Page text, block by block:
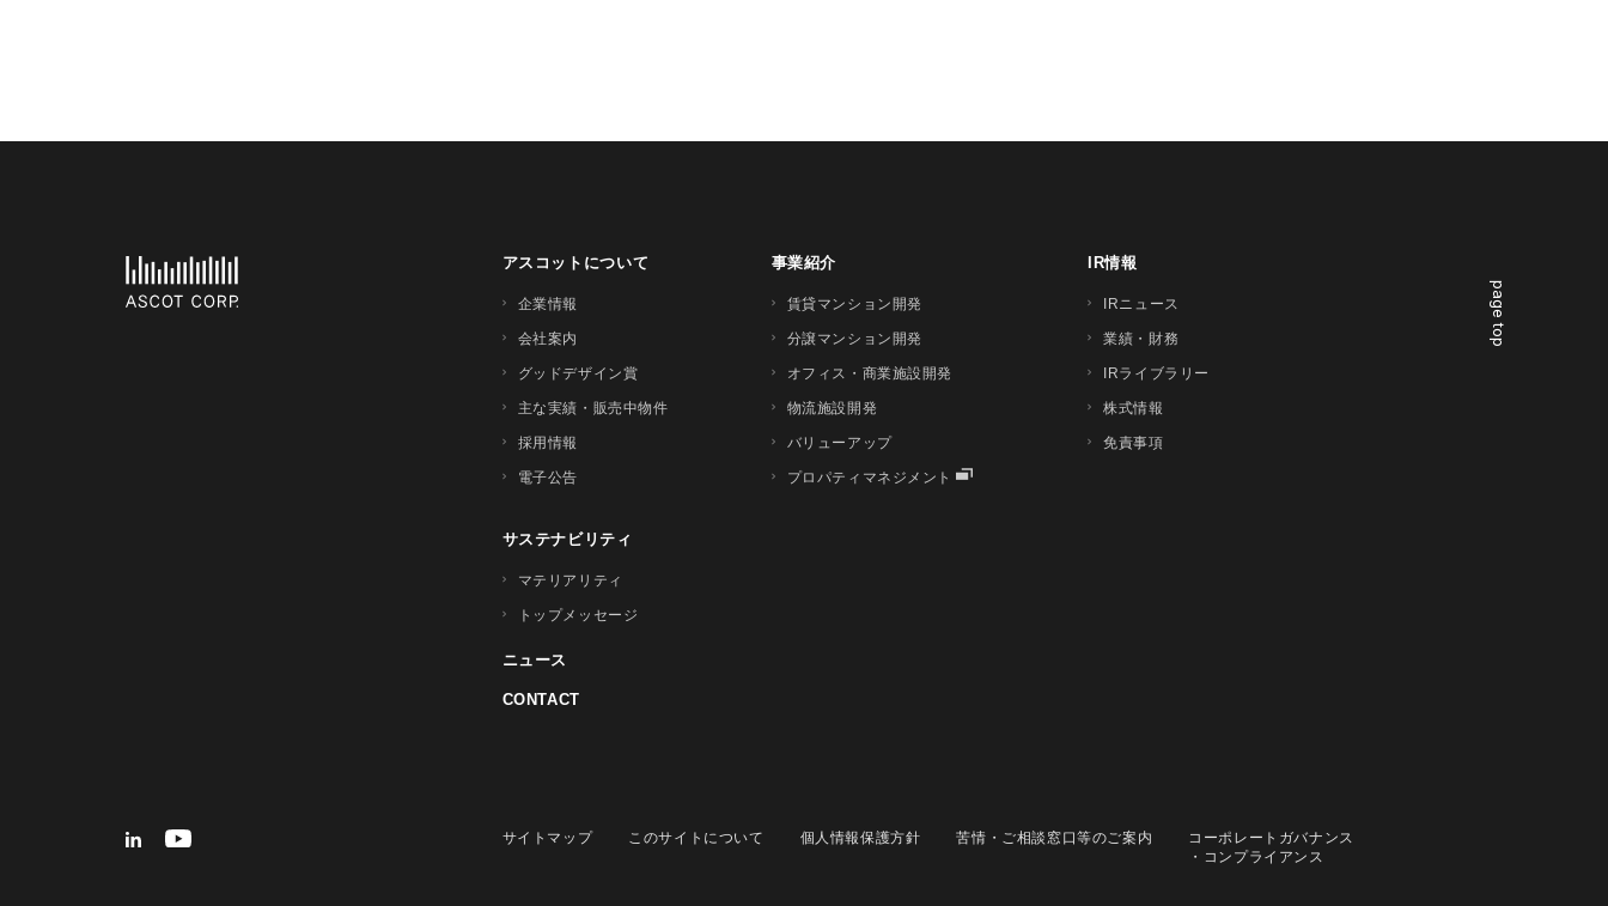
page top
アスコットについて
企業情報
会社案内
グッドデザイン賞
主な実績・販売中物件
採用情報
電子公告
事業紹介
賃貸マンション開発
分譲マンション開発
オフィス・商業施設開発
物流施設開発
バリューアップ
プロパティマネジメント
IR情報
IRニュース
業績・財務
IRライブラリー
株式情報
免責事項
サステナビリティ
マテリアリティ
トップメッセージ
ニュース
CONTACT
サイトマップ このサイトについて 個人情報保護方針 苦情・ご相談窓口等のご案内
コーポレートガバナンス
・コンプライアンス